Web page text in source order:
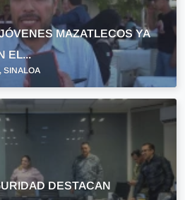
MAZATLECOS YA
EL...
SINALOA
DESTACAN